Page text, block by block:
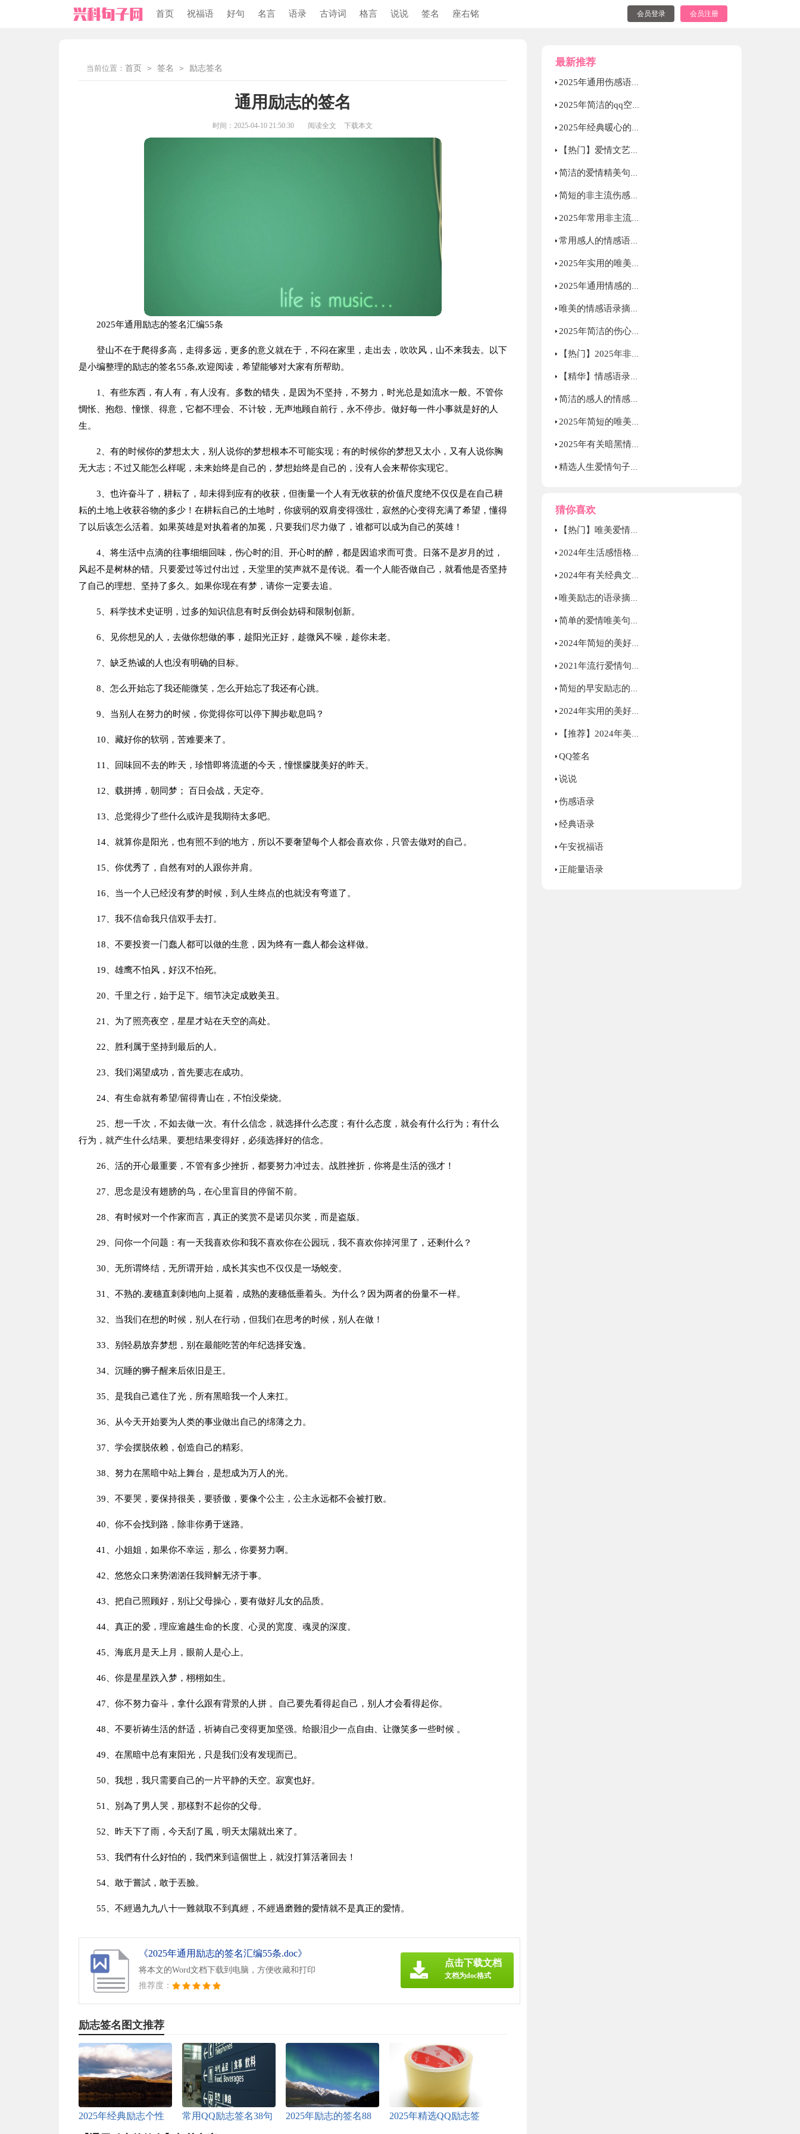
首页 祝福语 好句 名言 语录 古诗词 格言 说说 签名 座右铭 会员登录 会员注册
当前位置： 首页 > 签名 > 励志签名
通用励志的签名
时间：2025-04-10 21:50:30 阅读全文 下载本文
2025年通用励志的签名汇编55条
登山不在于爬得多高，走得多远，更多的意义就在于，不闷在家里，走出去，吹吹风，山不来我去。以下
是小编整理的励志的签名55条,欢迎阅读，希望能够对大家有所帮助。
1、有些东西，有人有，有人没有。多数的错失，是因为不坚持，不努力，时光总是如流水一般。不管你
惆怅、抱怨、憧憬、得意，它都不理会、不计较，无声地顾自前行，永不停步。做好每一件小事就是好的人
生。
2、有的时候你的梦想太大，别人说你的梦想根本不可能实现；有的时候你的梦想又太小，又有人说你胸
无大志；不过又能怎么样呢，未来始终是自己的，梦想始终是自己的，没有人会来帮你实现它。
3、也许奋斗了，耕耘了，却未得到应有的收获，但衡量一个人有无收获的价值尺度绝不仅仅是在自己耕
耘的土地上收获谷物的多少！在耕耘自己的土地时，你疲弱的双肩变得强壮，寂然的心变得充满了希望，懂得
了以后该怎么活着。如果英雄是对执着者的加冕，只要我们尽力做了，谁都可以成为自己的英雄！
4、将生活中点滴的往事细细回味，伤心时的泪、开心时的醉，都是因追求而可贵。日落不是岁月的过，
风起不是树林的错。只要爱过等过付出过，天堂里的笑声就不是传说。看一个人能否做自己，就看他是否坚持
了自己的理想、坚持了多久。如果你现在有梦，请你一定要去追。
5、科学技术史证明，过多的知识信息有时反倒会妨碍和限制创新。
6、见你想见的人，去做你想做的事，趁阳光正好，趁微风不噪，趁你未老。
7、缺乏热诚的人也没有明确的目标。
8、怎么开始忘了我还能微笑，怎么开始忘了我还有心跳。
9、当别人在努力的时候，你觉得你可以停下脚步歇息吗？
10、藏好你的软弱，苦难要来了。
11、回味回不去的昨天，珍惜即将流逝的今天，憧憬朦胧美好的昨天。
12、载拼搏，朝同梦； 百日会战，天定夺。
13、总觉得少了些什么或许是我期待太多吧。
14、就算你是阳光，也有照不到的地方，所以不要奢望每个人都会喜欢你，只管去做对的自己。
15、你优秀了，自然有对的人跟你并肩。
16、当一个人已经没有梦的时候，到人生终点的也就没有弯道了。
17、我不信命我只信双手去打。
18、不要投资一门蠢人都可以做的生意，因为终有一蠢人都会这样做。
19、雄鹰不怕风，好汉不怕死。
20、千里之行，始于足下。细节决定成败美丑。
21、为了照亮夜空，星星才站在天空的高处。
22、胜利属于坚持到最后的人。
23、我们渴望成功，首先要志在成功。
24、有生命就有希望/留得青山在，不怕没柴烧。
25、想一千次，不如去做一次。有什么信念，就选择什么态度；有什么态度，就会有什么行为；有什么
行为，就产生什么结果。要想结果变得好，必须选择好的信念。
26、活的开心最重要，不管有多少挫折，都要努力冲过去。战胜挫折，你将是生活的强才！
27、思念是没有翅膀的鸟，在心里盲目的停留不前。
28、有时候对一个作家而言，真正的奖赏不是诺贝尔奖，而是盗版。
29、问你一个问题：有一天我喜欢你和我不喜欢你在公园玩，我不喜欢你掉河里了，还剩什么？
30、无所谓终结，无所谓开始，成长其实也不仅仅是一场蜕变。
31、不熟的.麦穗直刺刺地向上挺着，成熟的麦穗低垂着头。为什么？因为两者的份量不一样。
32、当我们在想的时候，别人在行动，但我们在思考的时候，别人在做！
33、别轻易放弃梦想，别在最能吃苦的年纪选择安逸。
34、沉睡的狮子醒来后依旧是王。
35、是我自己遮住了光，所有黑暗我一个人来扛。
36、从今天开始要为人类的事业做出自己的绵薄之力。
37、学会摆脱依赖，创造自己的精彩。
38、努力在黑暗中站上舞台，是想成为万人的光。
39、不要哭，要保持很美，要骄傲，要像个公主，公主永远都不会被打败。
40、你不会找到路，除非你勇于迷路。
41、小姐姐，如果你不幸运，那么，你要努力啊。
42、悠悠众口来势汹汹任我辩解无济于事。
43、把自己照顾好，别让父母操心，要有做好儿女的品质。
44、真正的爱，理应逾越生命的长度、心灵的宽度、魂灵的深度。
45、海底月是天上月，眼前人是心上。
46、你是星星跌入梦，栩栩如生。
47、你不努力奋斗，拿什么跟有背景的人拼 。自己要先看得起自己，别人才会看得起你。
48、不要祈祷生活的舒适，祈祷自己变得更加坚强。给眼泪少一点自由、让微笑多一些时候 。
49、在黑暗中总有束阳光，只是我们没有发现而已。
50、我想，我只需要自己的一片平静的天空。寂寞也好。
51、別為了男人哭，那樣對不起你的父母。
52、昨天下了雨，今天刮了風，明天太陽就出來了。
53、我們有什么好怕的，我們來到這個世上，就沒打算活著回去！
54、敢于嘗試，敢于丟臉。
55、不經過九九八十一難就取不到真經，不經過磨難的愛情就不是真正的愛情。
《2025年通用励志的签名汇编55条.doc》
将本文的Word文档下载到电脑，方便收藏和打印
推荐度：
点击下载文档
文档为doc格式
励志签名图文推荐
2025年经典励志个性
常用QQ励志签名38句
2025年励志的签名88
2025年精选QQ励志签
最新推荐
2025年通用伤感语录大汇总52句
2025年简洁的qq空间爱情句子集合75条
2025年经典暖心的情感语录大合集80句
【热门】爱情文艺句子摘录100句
简洁的爱情精美句子锦集38条
简短的非主流伤感语录锦集66条
2025年常用非主流伤感语录集锦54句
常用感人的情感语录集合58句
2025年实用的唯美伤感的语录合集70句
2025年通用情感的语录汇编76句
唯美的情感语录摘录70句
2025年简洁的伤心情感语录汇编80条
【热门】2025年非主流伤感语录摘录38条
【精华】情感语录合集35句
简洁的感人的情感语录集锦86条
2025年简短的唯美伤感语录大合集79句
2025年有关暗黑情感语录28句
精选人生爱情句子摘录38条
猜你喜欢
【热门】唯美爱情句子汇编75条
2024年生活感悟格言摘录78条
2024年有关经典文艺句子集合36句
唯美励志的语录摘录83句
简单的爱情唯美句子集合40句
2024年简短的美好的早安祝福语微信大汇总25句
2021年流行爱情句子集锦48条
简短的早安励志的语录锦集43句
2024年实用的美好的早安祝福语摘录31条
【推荐】2024年美好的早安QQ祝福语大集合58句
QQ签名
说说
伤感语录
经典语录
午安祝福语
正能量语录